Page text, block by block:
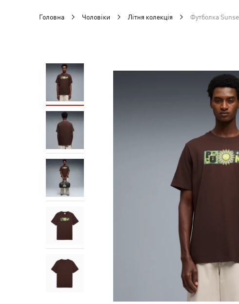
Головна Чоловіки Літня колекція Футболка